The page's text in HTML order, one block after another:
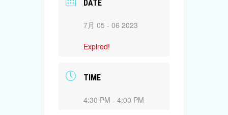
DATE
7月 05 - 06 2023
Expired!
TIME
4:30 PM - 4:00 PM